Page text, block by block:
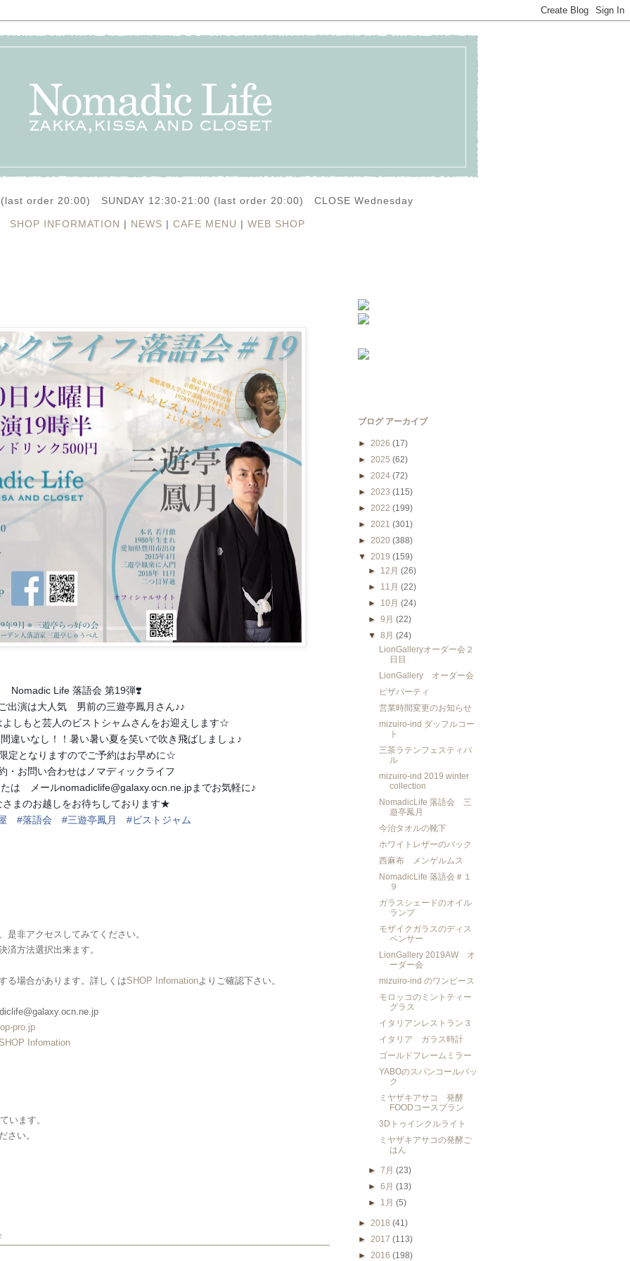
(last order 20:00) SUNDAY 12:30-21:00 (last order 20:00) CLOSE Wednesday
SHOP INFORMATION | NEWS | CAFE MENU | WEB SHOP
Nomadic Life 落語会 第19弾❣️
出演は大人気　男前の三遊亭鳳月さん♪♪
よしもと芸人のビストシャムさんをお迎えします☆
違いなし！！暑い暑い夏を笑いで吹き飛ばしましょ♪
定となりますのでご予約はお早めに☆
・お問い合わせはノマディックライフ
は　メールnomadiclife@galaxy.ocn.ne.jpまでお気軽に♪
さまのお越しをお待ちしております★
#落語会 #三遊亭鳳月 #ビストジャム
非アクセスしてみてください。
方法選択出来ます。
る場合があります。詳しくはSHOP Infomationよりご確認下さい。
pro.jp
Infomation
います。
さい。
ブログ アーカイブ
► 2026 (17)
► 2025 (62)
► 2024 (72)
► 2023 (115)
► 2022 (199)
► 2021 (301)
► 2020 (388)
▼ 2019 (159)
► 12月(26)
► 11月(22)
► 10月(24)
►9月(22)
▼8月(24)
LionGalleryオーダー会２
日目
LionGallery オーダー会
ピザパーティ
営業時間変更のお知らせ
mizuiro-ind ダッフルコー
ト
三茶ラテンフェスティバ
ル
mizuiro-ind 2019 winter
collection
NomadicLife 落語会 三
遊亭鳳月
今治タオルの靴下
ホワイトレザーのバック
西麻布 メンゲルムス
NomadicLife 落語会＃１
９
ガラスシェードのオイル
ランプ
モザイクガラスのディス
ペンサー
LionGallery 2019AW オ
ーダー会
mizuiro-ind のワンピース
モロッコのミントティー
グラス
イタリアンレストラン３
イタリア ガラス時計
ゴールドフレームミラー
YABOのスパンコールバッ
ク
ミヤザキアサコ 発酵
FOODコースプラン
3Dトゥインクルライト
ミヤザキアサコの発酵ご
はん
►7月(23)
►6月(13)
► 1月(5)
► 2018 (41)
► 2017 (113)
► 2016 (198)